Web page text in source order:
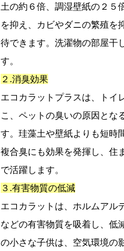
土の約６倍、調湿壁紙の２５
を抑え、カビやダニの繁殖を
待できます。洗濯物の部屋干
す。
２.消臭効果
エコカラットプラスは、トイ
こ、ペットの臭いの原因とな
す。珪藻土や壁紙よりも短時
複合臭にも効果を発揮し、住
で活躍します。
３.有害物質の低減
エコカラットは、ホルムアル
などの有害物質を吸着し、低
の小さな子供は、空気環境の